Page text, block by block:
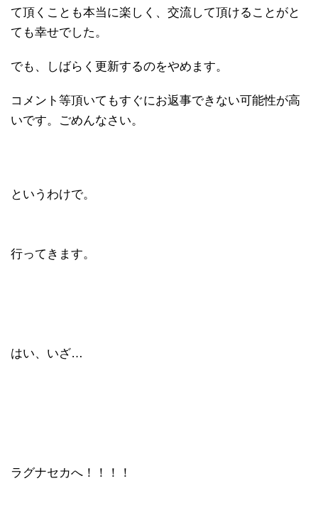
て頂くことも本当に楽しく、交流して頂けることがと
ても幸せでした。
でも、しばらく更新するのをやめます。
コメント等頂いてもすぐにお返事できない可能性が高
いです。ごめんなさい。
というわけで。
行ってきます。
はい、いざ…
ラグナセカへ！！！！